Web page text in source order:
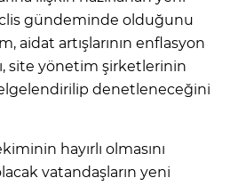
gündeminde olduğunu
aidat artışlarının enflasyon
site yönetim şirketlerinin
denetleneceğini
hayırlı olmasını
vatandaşların yeni